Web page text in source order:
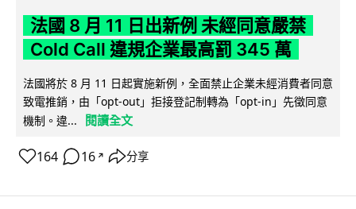
法國 8 月 11 日出新例 未經同意嚴禁
Cold Call 違規企業最高罰 345 萬
法國將於 8 月 11 日起實施新例，全面禁止企業未經消費者同意
致電推銷，由「opt-out」拒接登記制轉為「opt-in」先徵同意
機制。違...
閱讀全文
164 16 ↗ 分享